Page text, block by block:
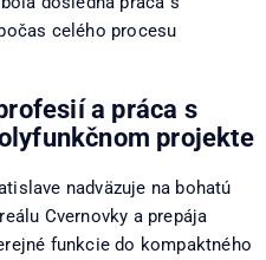
celého procesu
a práca s
projekte
nadväzuje na bohatú
Cvernovky a prepája
funkcie do kompaktného